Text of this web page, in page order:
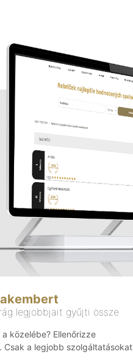
legjobbjait gyűjti össze
közelébe? Ellenőrizze
Csak a legjobb szolgáltatásokat